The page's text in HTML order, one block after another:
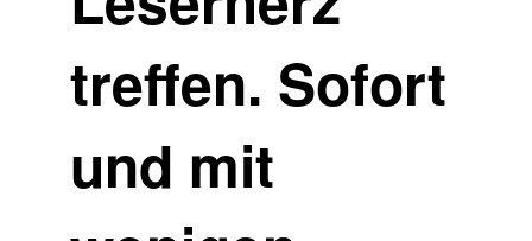
treffen. Sofort
und mit